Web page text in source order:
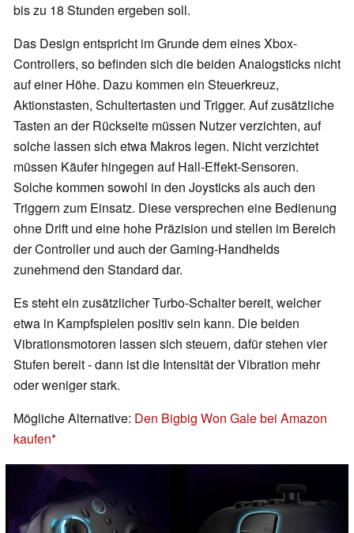
bis zu 18 Stunden ergeben soll.
Das Design entspricht im Grunde dem eines Xbox-
Controllers, so befinden sich die beiden Analogsticks nicht
auf einer Höhe. Dazu kommen ein Steuerkreuz,
Aktionstasten, Schultertasten und Trigger. Auf zusätzliche
Tasten an der Rückseite müssen Nutzer verzichten, auf
solche lassen sich etwa Makros legen. Nicht verzichtet
müssen Käufer hingegen auf Hall-Effekt-Sensoren.
Solche kommen sowohl in den Joysticks als auch den
Triggern zum Einsatz. Diese versprechen eine Bedienung
ohne Drift und eine hohe Präzision und stellen im Bereich
der Controller und auch der Gaming-Handhelds
zunehmend den Standard dar.
Es steht ein zusätzlicher Turbo-Schalter bereit, welcher
etwa in Kampfspielen positiv sein kann. Die beiden
Vibrationsmotoren lassen sich steuern, dafür stehen vier
Stufen bereit - dann ist die Intensität der Vibration mehr
oder weniger stark.
Mögliche Alternative: Den Bigbig Won Gale bei Amazon
kaufen